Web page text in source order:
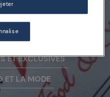
ET EXCLUSIVES
ET LA MODE